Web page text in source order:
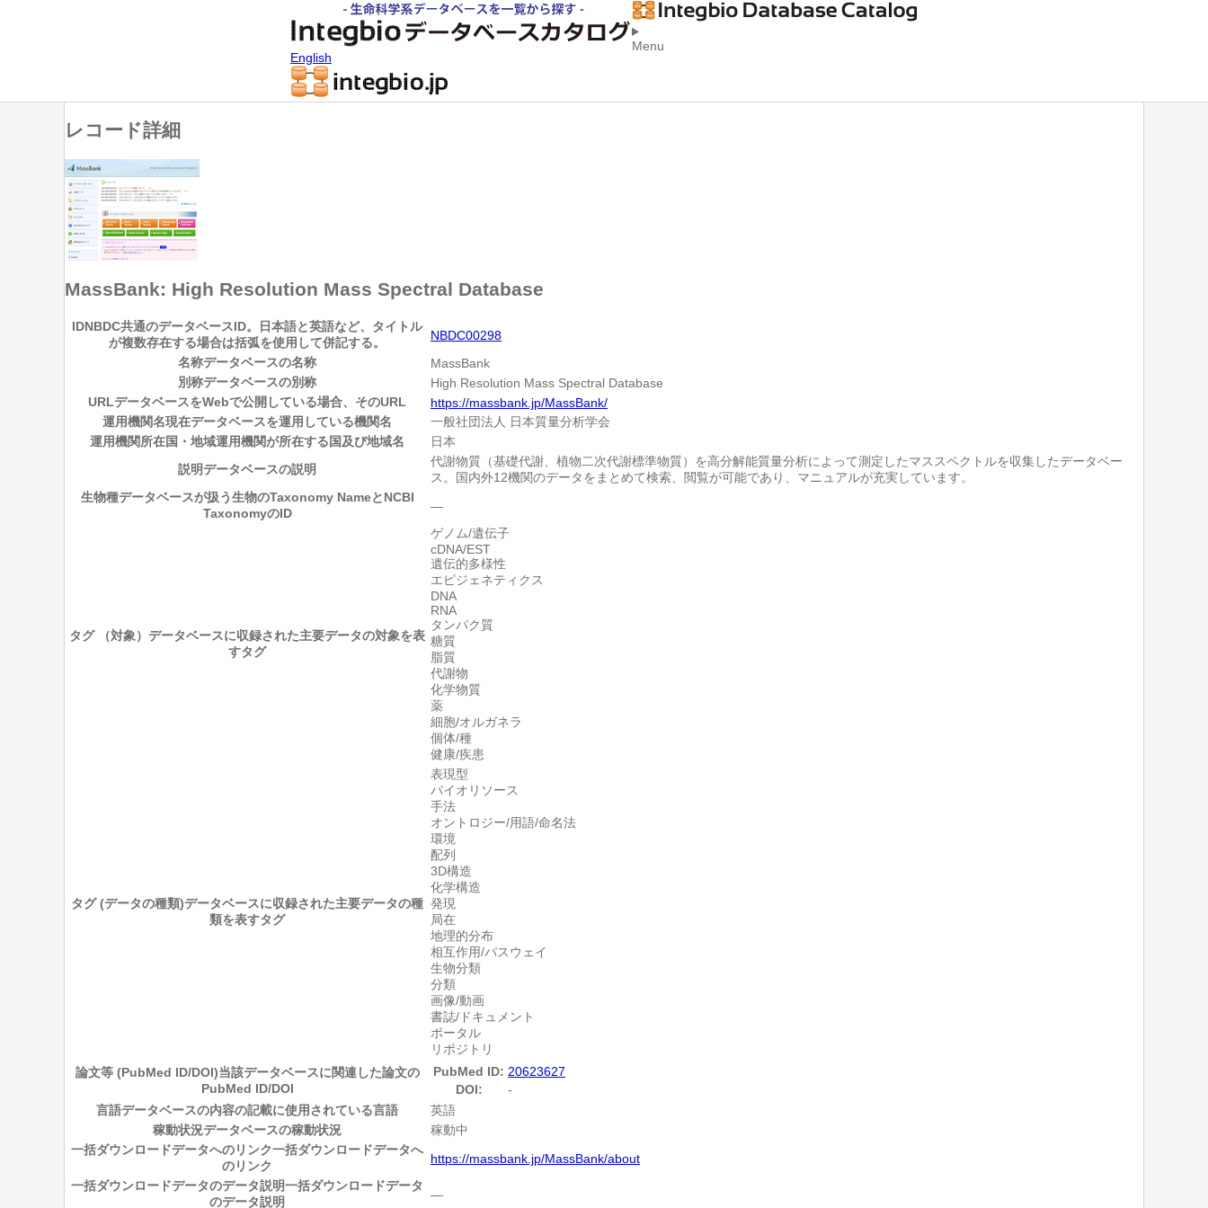
English
Menu
レコード詳細
MassBank: High Resolution Mass Spectral Database
IDNBDC共通のデータベースID。日本語と英語など、タイトル
が複数存在する場合は括弧を使用して併記する。
NBDC00298
名称データベースの名称
MassBank
別称データベースの別称
High Resolution Mass Spectral Database
URLデータベースをWebで公開している場合、そのURL
https://massbank.jp/MassBank/
運用機関名現在データベースを運用している機関名
一般社団法人 日本質量分析学会
運用機関所在国・地域運用機関が所在する国及び地域名
日本
説明データベースの説明
代謝物質（基礎代謝、植物二次代謝標準物質）を高分解能質量分析によって測定したマススペクトルを収集したデータベー
ス。国内外12機関のデータをまとめて検索、閲覧が可能であり、マニュアルが充実しています。
生物種データベースが扱う生物のTaxonomy NameとNCBI
TaxonomyのID
―
タグ （対象） データベースに収録された主要データの対象を表
すタグ
ゲノム/遺伝子
cDNA/EST
遺伝的多様性
エピジェネティクス
DNA
RNA
タンパク質
糖質
脂質
代謝物
化学物質
薬
細胞/オルガネラ
個体/種
健康/疾患
タグ (データの種類)データベースに収録された主要データの種
類を表すタグ
表現型
バイオリソース
手法
オントロジー/用語/命名法
環境
配列
3D構造
化学構造
発現
局在
地理的分布
相互作用/パスウェイ
生物分類
分類
画像/動画
書誌/ドキュメント
ポータル
リポジトリ
論文等 (PubMed ID/DOI)当該データベースに関連した論文の
PubMed ID/DOI
PubMed ID: 20623627
DOI:
-
言語データベースの内容の記載に使用されている言語
英語
稼動状況データベースの稼動状況
稼動中
一括ダウンロードデータへのリンク一括ダウンロードデータへ
のリンク
https://massbank.jp/MassBank/about
一括ダウンロードデータのデータ説明一括ダウンロードデータ
のデータ説明
―